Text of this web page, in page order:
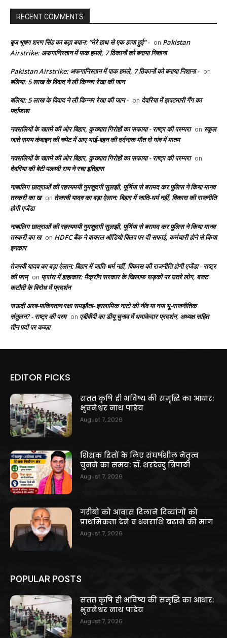
RECENT COMMENTS
बृज भूषण शरण सिंह का बड़ा बयान: “मेरे हाथ से एक हत्या हुई” - on Pakistan
Airstrike: अफगानिस्तान में पाक हमले, 7 ठिकानों को बनाया निशाना
Pakistan Airstrike: अफगानिस्तान में पाक हमले, 7 ठिकानों को बनाया निशाना - on
बलिया: 5 लाख के विवाद ने ली किन्नर रेखा की जान
बलिया: 5 लाख के विवाद ने ली किन्नर रेखा की जान - on देवरिया में झपटमारी गैंग का
पर्दाफाश
नक्सलियों के खात्मे की ओर बिहार, कुख्यात गिरोहों का सफाया - राष्ट्र की परम्परा on स्कूल
जाते समय कंबाइन की चपेट में आए भाई-बहन की दर्दनाक मौत से गांव में मातम
नक्सलियों के खात्मे की ओर बिहार, कुख्यात गिरोहों का सफाया - राष्ट्र की परम्परा on
देवरिया की बेटी पल्लवी राय ने रचा इतिहास
नाबालिग छात्राओं की रहस्यमयी गुमशुदगी सुलझी, पूर्णिया से बरामद कर पुलिस ने किया मानव
तस्करी का ख on तेजस्वी यादव का बड़ा ऐलान: बिहार में जाति-धर्म नहीं, विकास की राजनीति
होगी एजेंडा
नाबालिग छात्राओं की रहस्यमयी गुमशुदगी सुलझी, पूर्णिया से बरामद कर पुलिस ने किया मानव
तस्करी का ख on HDFC बैंक ने वायरल ऑडियो क्लिप पर दी सफाई, कर्मचारी होने से किया
इनकार
तेजस्वी यादव का बड़ा ऐलान: बिहार में जाति-धर्म नहीं, विकास की राजनीति होगी एजेंडा - राष्ट्र
की परम् on फ्रांस में हाहाकार: मैक्रॉन सरकार के खिलाफ सड़कों पर उतरे लोग, बजट
कटौती के विरोध में प्रदर्शन
सऊदी अरब-पाकिस्तान रक्षा समझौता- इस्लामिक नाटो की नींव या नया भू-राजनीतिक
संतुलन? - राष्ट्र की परम on एबीवीपी का डीयू चुनाव में धमाकेदार प्रदर्शन, अध्यक्ष सहित
तीन पदों पर कब्ज़ा
EDITOR PICKS
सतत कृषि ही भविष्य की समृद्धि का आधार:
भुवनेश्वर नाथ पांडेय
August 7, 2026
शिक्षक हितों के लिए संघर्षशील नेतृत्व
चुनने का समय: डॉ. शरदेन्दु त्रिपाठी
August 7, 2026
गरीबों को आवास दिलाने दिव्यांगों को
प्राथमिकता देने व धनराशि बढ़ाने की मांग
August 7, 2026
POPULAR POSTS
सतत कृषि ही भविष्य की समृद्धि का आधार:
भुवनेश्वर नाथ पांडेय
August 7, 2026